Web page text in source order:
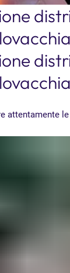
attentamente